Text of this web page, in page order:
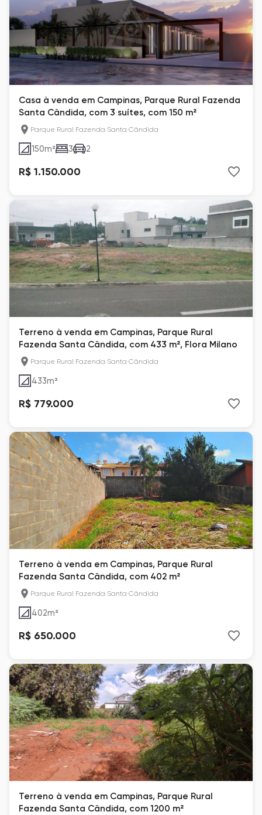
Casa à venda em Campinas, Parque Rural Fazenda
Santa Cândida, com 3 suítes, com 150 m²
Parque Rural Fazenda Santa Cândida
150m² 3 2
R$ 1.150.000
Terreno à venda em Campinas, Parque Rural
Fazenda Santa Cândida, com 433 m², Flora Milano
Parque Rural Fazenda Santa Cândida
433m²
R$ 779.000
Terreno à venda em Campinas, Parque Rural
Fazenda Santa Cândida, com 402 m²
Parque Rural Fazenda Santa Cândida
402m²
R$ 650.000
Terreno à venda em Campinas, Parque Rural
Fazenda Santa Cândida, com 1200 m²